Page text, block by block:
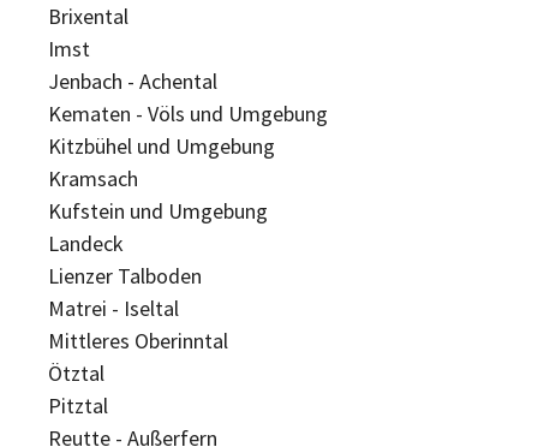
Brixental
Imst
Jenbach - Achental
Kematen - Völs und Umgebung
Kitzbühel und Umgebung
Kramsach
Kufstein und Umgebung
Landeck
Lienzer Talboden
Matrei - Iseltal
Mittleres Oberinntal
Ötztal
Pitztal
Reutte - Außerfern